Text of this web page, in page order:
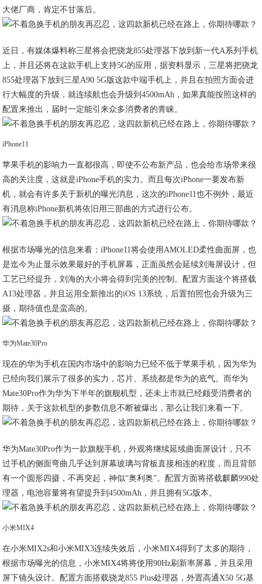
大佬厂商，肯定不甘落后。
近日，有媒体爆料称三星将会把骁龙855处理器下放到新一代A系列手机
上，并且还将在这款手机上支持5G的应用，据资料显示，三星将把骁龙
855处理器下放到三星A90 5G版这款中端手机上，并且在拍照方面会进
行大幅度的升级，就连续航也会升级到4500mAh，如果真能按照这样的
配置来推出，届时一定能引来众多消费者的青睐。
iPhone11
苹果手机的影响力一直都很高，即使不公布新产品，也会给市场带来很
高的关注度，这就是iPhone手机的实力。而且每次iPhone一要发布新
机，就会有许多关于新机的曝光消息，这次的iPhone11也不例外，最近
有消息称iPhone新机将依旧用三部曲的方式进行公布。
根据市场曝光的信息来看：iPhone11将会使用AMOLED柔性曲面屏，也
是迄今为止显示效果最好的手机屏幕，正面虽然会延续刘海屏设计，但
工艺已经提升，刘海的大小将会得到完美的控制。配置方面这个将搭载
A13处理器，并且运用全新推出的iOS 13系统，后置拍照也会升级为三
摄，期待值也是蛮高的。
华为Mate30Pro
现在的华为手机在国内市场中的影响力已经不低于苹果手机，因为华为
已经向我们展示了很多的实力，芯片、系统都是华为的底气。而华为
Mate30Pro作为华为下半年的旗舰机型，还未上市就已经颇受消费者的
期待，关于这款机型的参数信息不断被爆出，那么让我们来看一下。
华为Mate30Pro作为一款旗舰手机，外观将继续延续曲面屏设计，只不
过手机的侧面弯曲几乎达到屏幕玻璃与背板直接相连的程度，而且背部
有一个圆形四摄，不再突起，神似“奥利奥”。配置方面将搭载麒麟990处
理器，电池容量将有望提升到4500mAh，并且拥有5G版本。
小米MIX4
在小米MIX2s和小米MIX3连续失效后，小米MIX4得到了太多的期待，
根据市场曝光的信息，小米MIX4将将使用90Hz刷新率屏幕，并且采用
屏下镜头设计。配置方面搭载骁龙855 Plus处理器，外置高通X50 5G基